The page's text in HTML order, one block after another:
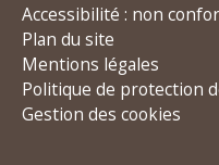
Accessibilité : non
Plan du site
Mentions légales
Politique de protection
Gestion des cookies